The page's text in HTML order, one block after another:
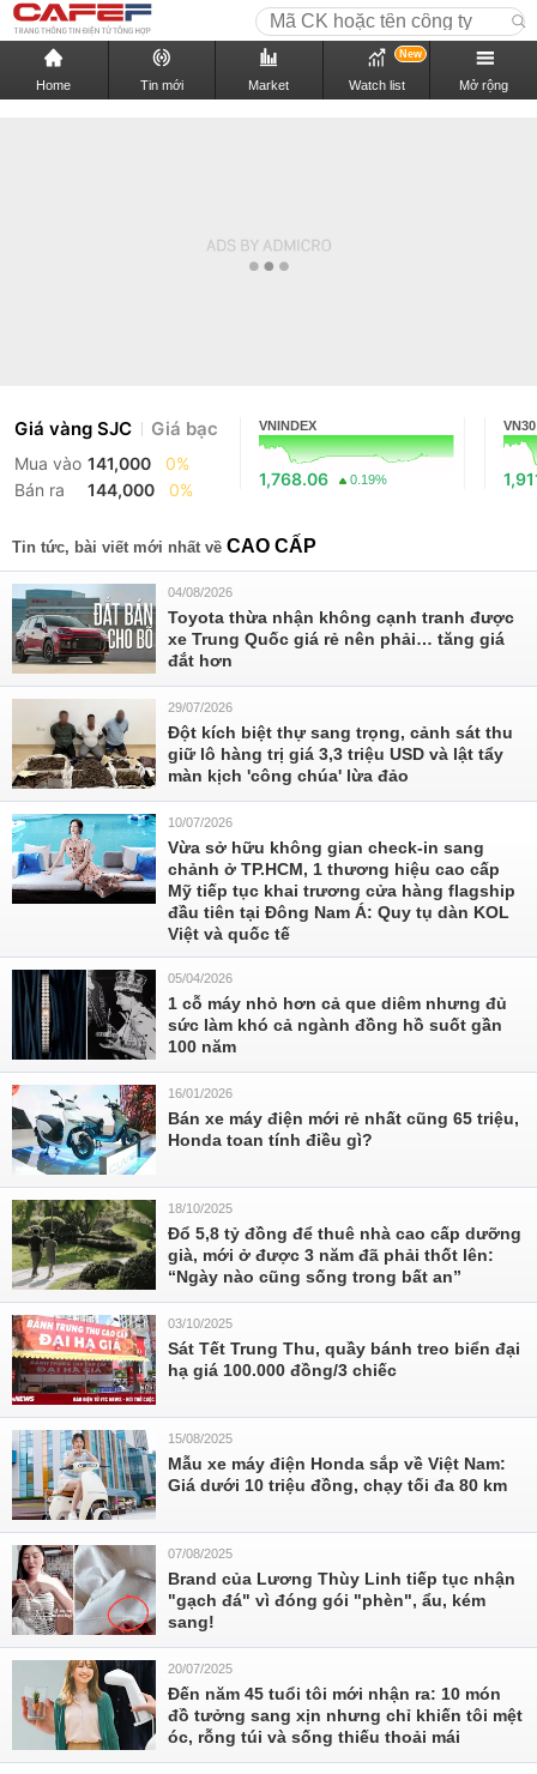
Home Tin mới Market Watch list
New
Mở rộng
Giá vàng SJC Giá bạc
Mua vào 141,000
0%
Bán ra
144,000 0%
VNINDEX
1,768.06 0.19%
VN30
Tin tức, bài viết mới nhất về CAO CẤP
04/08/2026
Toyota thừa nhận không cạnh tranh được
xe Trung Quốc giá rẻ nên phải… tăng giá
đắt hơn
29/07/2026
Đột kích biệt thự sang trọng, cảnh sát thu
giữ lô hàng trị giá 3,3 triệu USD và lật tẩy
màn kịch 'công chúa' lừa đảo
10/07/2026
Vừa sở hữu không gian check-in sang
chảnh ở TP.HCM, 1 thương hiệu cao cấp
Mỹ tiếp tục khai trương cửa hàng flagship
đầu tiên tại Đông Nam Á: Quy tụ dàn KOL
Việt và quốc tế
05/04/2026
1 cỗ máy nhỏ hơn cả que diêm nhưng đủ
sức làm khó cả ngành đồng hồ suốt gần
100 năm
16/01/2026
Bán xe máy điện mới rẻ nhất cũng 65 triệu,
Honda toan tính điều gì?
18/10/2025
Đổ 5,8 tỷ đồng để thuê nhà cao cấp dưỡng
già, mới ở được 3 năm đã phải thốt lên:
“Ngày nào cũng sống trong bất an”
03/10/2025
Sát Tết Trung Thu, quầy bánh treo biển đại
hạ giá 100.000 đồng/3 chiếc
15/08/2025
Mẫu xe máy điện Honda sắp về Việt Nam:
Giá dưới 10 triệu đồng, chạy tối đa 80 km
07/08/2025
Brand của Lương Thùy Linh tiếp tục nhận
"gạch đá" vì đóng gói "phèn", ẩu, kém
sang!
20/07/2025
Đến năm 45 tuổi tôi mới nhận ra: 10 món
đồ tưởng sang xịn nhưng chỉ khiến tôi mệt
óc, rỗng túi và sống thiếu thoải mái